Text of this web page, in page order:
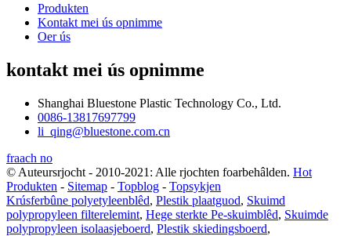
Produkten
Kontakt mei ús opnimme
Oer ús
kontakt mei ús opnimme
Shanghai Bluestone Plastic Technology Co., Ltd.
0086-13817697799
li_qing@bluestone.com.cn
fraach no
© Auteursrjocht - 2010-2021: Alle rjochten foarbehâlden. Hot
Produkten - Sitemap - Topblog - Topsykjen
Krúsferbûne polyetyleenblêd, Plestik plaatguod, Skuimd
polypropyleen filterelemint, Hege sterkte Pe-skuimblêd, Skuimde
polypropyleen isolaasjeboerd, Plestik skiedingsboerd,